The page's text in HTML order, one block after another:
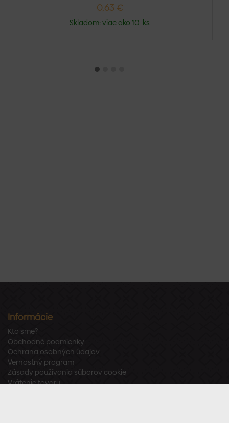
0,63 €
Skladom: viac ako 10 ks
Informácie
Kto sme?
Obchodné podmienky
Ochrana osobných údajov
Vernostný program
Zásady používania súborov cookie
Vrátenie tovaru